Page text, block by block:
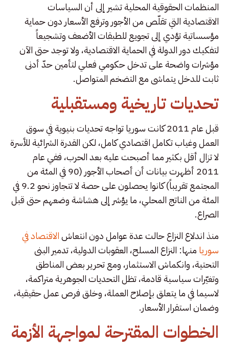
المنظمات الحقوقية المحلية تشير إلى أن السياسات
الاقتصادية التي تقلّص من الأجور وترفع الأسعار دون حماية
مؤسساتية تؤدي إلى تجويع للطبقات الأضعف وتشجيعاً
لتفكيك دور الدولة في الحماية الاقتصادية، ولا توجد حتى الآن
مؤشرات واضحة على تدخل حكومي فعلي لتأمين حدّ أدنى
ثابت للدخل يتماشى مع التضخم المتواصل.
تحديات تاريخية ومستقبلية
قبل عام 2011 كانت سوريا تواجه تحديات بنيوية في سوق
العمل وغياب تكامل اقتصادي كامل، لكن القدرة الشرائية للأسرة
لا تزال أقل بكثير مما أصبحت عليه بعد الحرب، ففي عام
2011 أظهرت بيانات أن أصحاب الأجور (90 في المئة من
المجتمع تقريباً) كانوا يحصلون على حصة لا تتجاوز نحو 9.2 في
المئة من الناتج المحلي، ما يؤشر إلى هشاشة وضعهم حتى قبل
الصراع.
منذ اندلاع النزاع حالت عدة عوامل دون انتعاشالاقتصاد في
سوريا منها: النزاع المسلح، العقوبات الدولية، تدمير البنى
التحتية، وانكماش الاستثمار، ومع تحرير بعض المناطق
وتغيّرات سياسية قادمة، تظل التحديات الجوهرية متراكمة،
لاسيما في ما يتعلق بإصلاح العملة، وخلق فرص عمل حقيقية،
وضمان استقرار الأسعار.
الخطوات المقترحة لمواجهة الأزمة